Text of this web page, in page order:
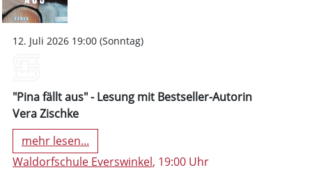
12. Juli 2026 19:00 (Sonntag)
"Pina fällt aus" - Lesung mit Bestseller-Autorin
Vera Zischke
mehr lesen...
Waldorfschule Everswinkel, 19:00 Uhr